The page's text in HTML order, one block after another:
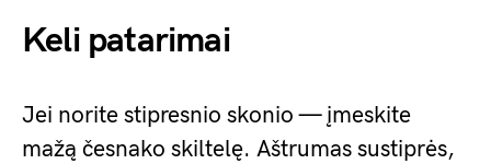
Keli patarimai
Jei norite stipresnio skonio — įmeskite
mažą česnako skiltelę. Aštrumas sustiprės,